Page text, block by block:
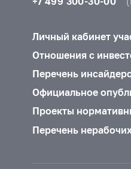
Личный кабинет
Отношения с
Перечень
Официальное
Проекты
Перечень